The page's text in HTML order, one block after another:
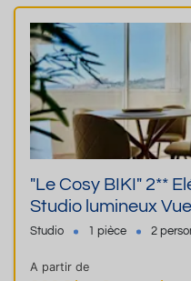
"Le Cosy BIKI" 2**
Studio lumineux
château
Studio 1 pièce 2
A partir de